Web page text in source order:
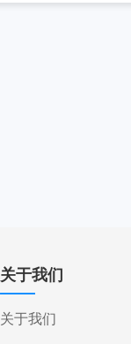
关于我们
关于我们